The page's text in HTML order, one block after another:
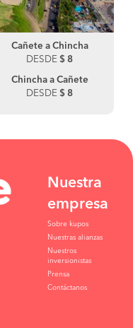
Cañete a Chincha
DESDE $ 8
Chincha a Cañete
DESDE $ 8
Nuestra
empresa
Sobre kupos
Nuestras alianzas
Nuestros
inversionistas
Prensa
Contáctanos